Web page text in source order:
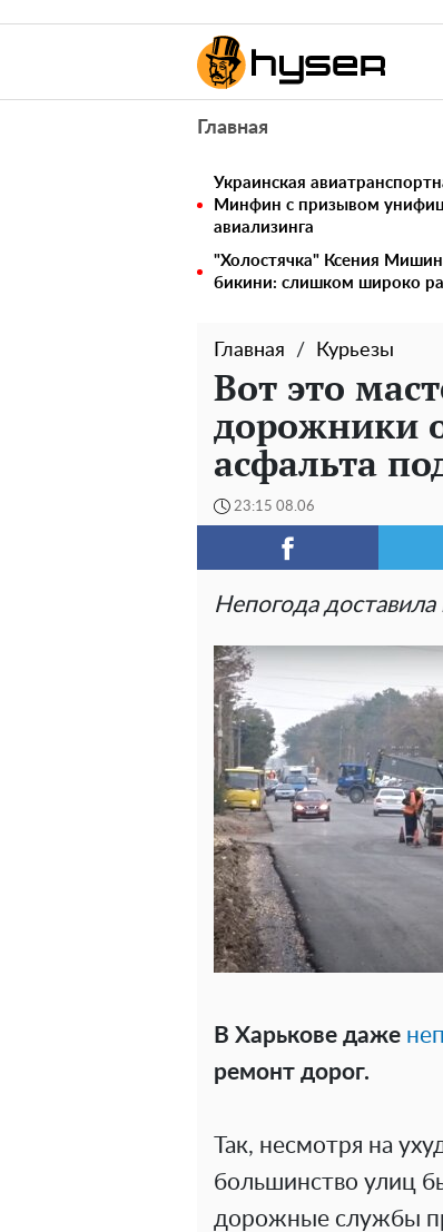
Главная
Украинская
Минфин с призывом
авиализинга
"Холостячка" Ксения
бикини: слишком широко
Главная Курьезы
Вот это
дорожники
асфальта
23:15 08.06
Непогода доставила
В Харькове даже
ремонт дорог.
Так, несмотря на
большинство улиц
дорожные службы